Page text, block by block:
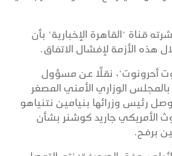
قناة "القاهرة الإخبارية" بأن
هذه الأزمة لإفشال الاتفاق.
أحرونوت"، نقلًا عن مسؤول
الوزاري الأمني المصغر
توصل رئيس وزرائها بنيامين نتنياهو
الأمريكي جاريد كوشنر بشأن
برفح.